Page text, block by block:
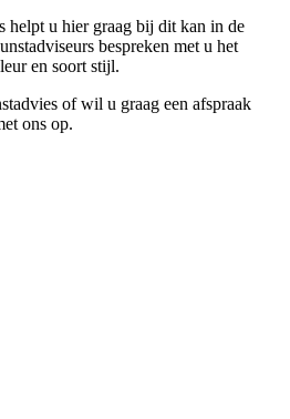
helpt u hier graag bij dit kan in de
bespreken met u het
en soort stijl.
of wil u graag een afspraak
ons op.